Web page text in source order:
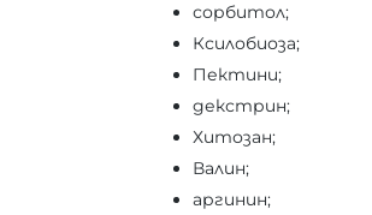
сорбитол;
Ксилобиоза;
Пектини;
декстрин;
Хитозан;
Валин;
аргинин;